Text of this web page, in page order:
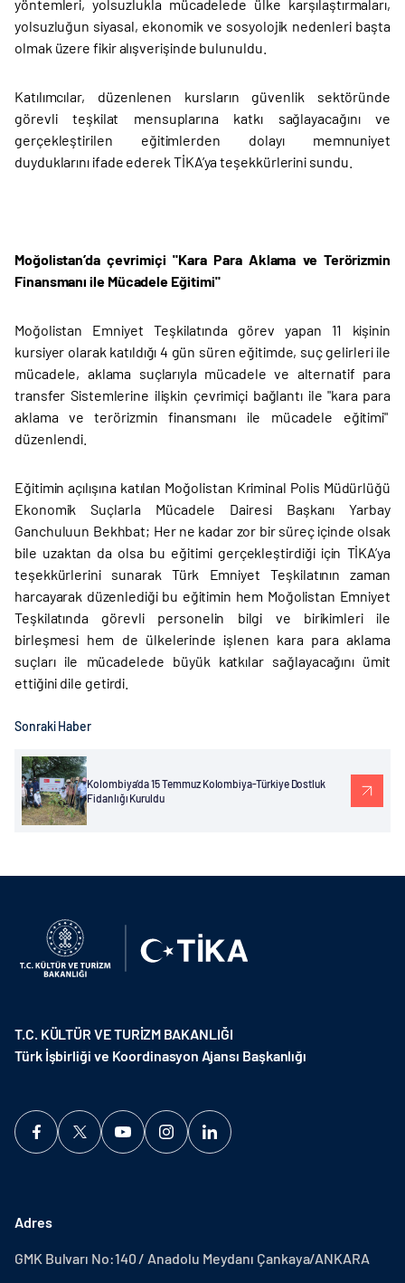
yöntemleri, yolsuzlukla mücadelede ülke karşılaştırmaları,
yolsuzluğun siyasal, ekonomik ve sosyolojik nedenleri başta
olmak üzere fikir alışverişinde bulunuldu.
Katılımcılar, düzenlenen kursların güvenlik sektöründe
görevli teşkilat mensuplarına katkı sağlayacağını ve
gerçekleştirilen eğitimlerden dolayı memnuniyet
duyduklarını ifade ederek TİKA’ya teşekkürlerini sundu.
Moğolistan’da çevrimiçi "Kara Para Aklama ve Terörizmin
Finansmanı ile Mücadele Eğitimi"
Moğolistan Emniyet Teşkilatında görev yapan 11 kişinin
kursiyer olarak katıldığı 4 gün süren eğitimde, suç gelirleri ile
mücadele, aklama suçlarıyla mücadele ve alternatif para
transfer Sistemlerine ilişkin çevrimiçi bağlantı ile "kara para
aklama ve terörizmin finansmanı ile mücadele eğitimi"
düzenlendi.
Eğitimin açılışına katılan Moğolistan Kriminal Polis Müdürlüğü
Ekonomik Suçlarla Mücadele Dairesi Başkanı Yarbay
Ganchuluun Bekhbat; Her ne kadar zor bir süreç içinde olsak
bile uzaktan da olsa bu eğitimi gerçekleştirdiği için TİKA’ya
teşekkürlerini sunarak Türk Emniyet Teşkilatının zaman
harcayarak düzenlediği bu eğitimin hem Moğolistan Emniyet
Teşkilatında görevli personelin bilgi ve birikimleri ile
birleşmesi hem de ülkelerinde işlenen kara para aklama
suçları ile mücadelede büyük katkılar sağlayacağını ümit
ettiğini dile getirdi.
Sonraki Haber
Kolombiya’da 15 Temmuz Kolombiya-Türkiye Dostluk
Fidanlığı Kuruldu
T.C. KÜLTÜR VE TURİZM BAKANLIĞI
Türk İşbirliği ve Koordinasyon Ajansı Başkanlığı
Adres
GMK Bulvarı No:140 / Anadolu Meydanı Çankaya/ANKARA